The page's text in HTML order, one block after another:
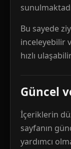
Bu sayede
inceleyebilir
hızlı
Güncel
İçeriklerin
sayfanın
yardımcı